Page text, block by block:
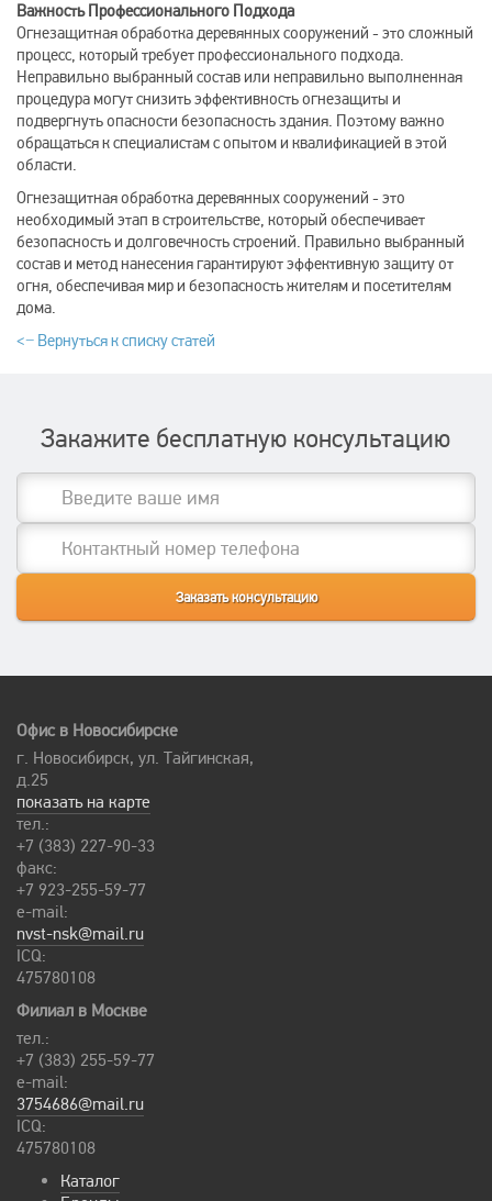
Важность Профессионального Подхода
Огнезащитная обработка деревянных сооружений - это сложный
процесс, который требует профессионального подхода.
Неправильно выбранный состав или неправильно выполненная
процедура могут снизить эффективность огнезащиты и
подвергнуть опасности безопасность здания. Поэтому важно
обращаться к специалистам с опытом и квалификацией в этой
области.
Огнезащитная обработка деревянных сооружений - это
необходимый этап в строительстве, который обеспечивает
безопасность и долговечность строений. Правильно выбранный
состав и метод нанесения гарантируют эффективную защиту от
огня, обеспечивая мир и безопасность жителям и посетителям
дома.
<− Вернуться к списку статей
Закажите бесплатную консультацию
Офис в Новосибирске
г. Новосибирск, ул. Тайгинская,
д.25
показать на карте
тел.:
+7 (383) 227-90-33
факс:
+7 923-255-59-77
e-mail:
nvst-nsk@mail.ru
ICQ:
475780108
Филиал в Москве
тел.:
+7 (383) 255-59-77
e-mail:
3754686@mail.ru
ICQ:
475780108
Каталог